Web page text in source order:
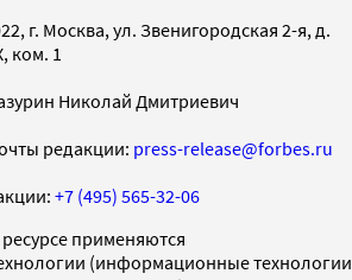
г. Москва, ул. Звенигородская 2-я, д.
ком. 1
Николай Дмитриевич
редакции: press-release@forbes.ru
+7 (495) 565-32-06
применяются
(информационные технологии